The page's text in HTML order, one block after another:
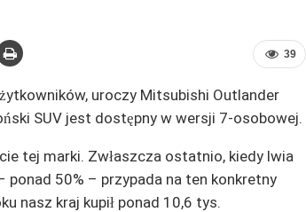
39
uroczy Mitsubishi Outlander
SUV jest dostępny w wersji 7-osobowej.
tej marki. Zwłaszcza ostatnio, kiedy lwia
50% – przypada na ten konkretny
nasz kraj kupił ponad 10,6 tys.